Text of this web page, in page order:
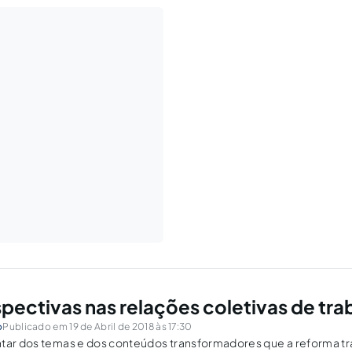
nas relações coletivas de
Publicado em 19 de Abril de 2018 às 17:30
dos temas e dos conteúdos transformadores que a reforma